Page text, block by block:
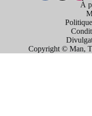
À
Copyright © Man,